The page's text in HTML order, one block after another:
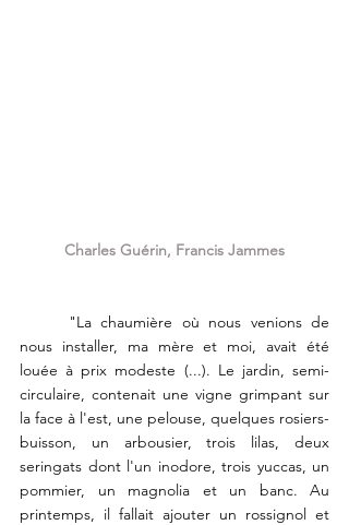
Charles Guérin, Francis Jammes
nous installer, ma mère et moi, avait été
louée à prix modeste (...). Le jardin, semi-
circulaire, contenait une vigne grimpant sur
la face à l'est, une pelouse, quelques rosiers-
buisson, un arbousier, trois lilas, deux
seringats dont l'un inodore, trois yuccas, un
pommier, un magnolia et un banc. Au
printemps, il fallait ajouter un rossignol et